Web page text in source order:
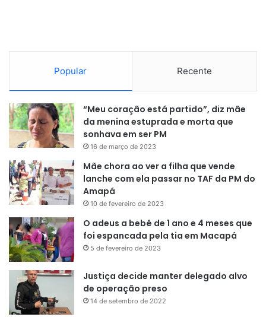
Popular Recente
“Meu coração está partido”, diz mãe
da menina estuprada e morta que
sonhava em ser PM
16 de março de 2023
Mãe chora ao ver a filha que vende
lanche com ela passar no TAF da PM do
Amapá
10 de fevereiro de 2023
O adeus a bebê de 1 ano e 4 meses que
foi espancada pela tia em Macapá
5 de fevereiro de 2023
Justiça decide manter delegado alvo
de operação preso
14 de setembro de 2022